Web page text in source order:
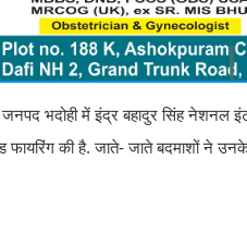
भदोही में इंद्र बहादुर सिंह नेशनल
की है. जाते- जाते बदमाशों ने